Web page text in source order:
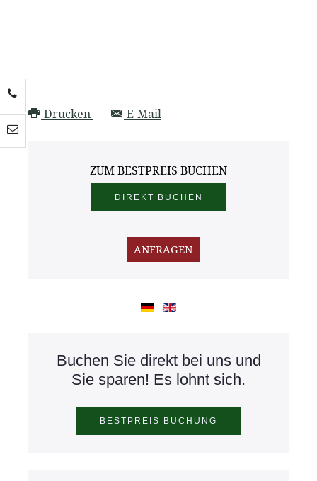
Drucken E-Mail
ZUM BESTPREIS BUCHEN
Buchen Sie direkt bei uns und
Sie sparen! Es lohnt sich.